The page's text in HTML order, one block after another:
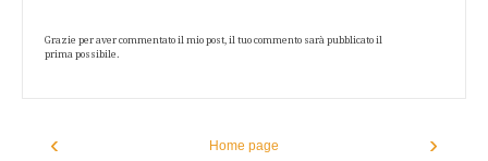
Grazie per aver commentato il mio post, il tuo commento sarà pubblicato il
prima possibile.
‹ ›
Home page